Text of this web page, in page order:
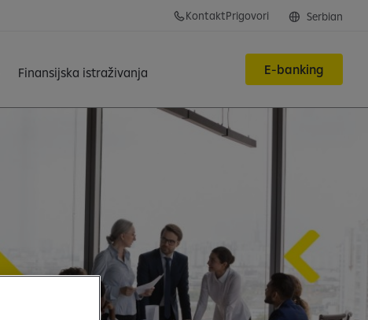
KontaktPrigovori Serbian
Finansijska istraživanja E-banking